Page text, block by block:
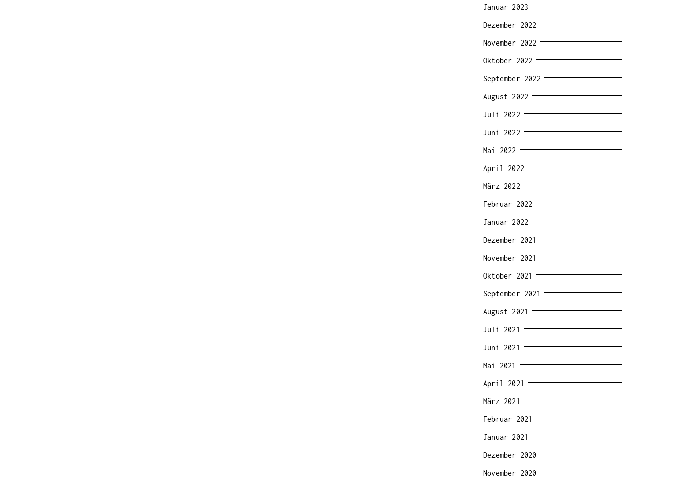
Januar 2023
Dezember 2022
November 2022
Oktober 2022
September 2022
August 2022
Juli 2022
Juni 2022
Mai 2022
April 2022
März 2022
Februar 2022
Januar 2022
Dezember 2021
November 2021
Oktober 2021
September 2021
August 2021
Juli 2021
Juni 2021
Mai 2021
April 2021
März 2021
Februar 2021
Januar 2021
Dezember 2020
November 2020